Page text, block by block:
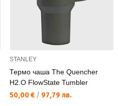
STANLEY
Термо чаша The Quencher
H2.O FlowState Tumbler
Текуща цена:
50,00 € / 97,79 лв.